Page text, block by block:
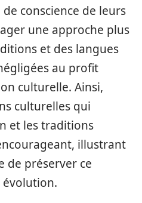
conscience de leurs
une approche plus
et des langues
au profit
culturelle. Ainsi,
culturelles qui
et les traditions
illustrant
de préserver ce